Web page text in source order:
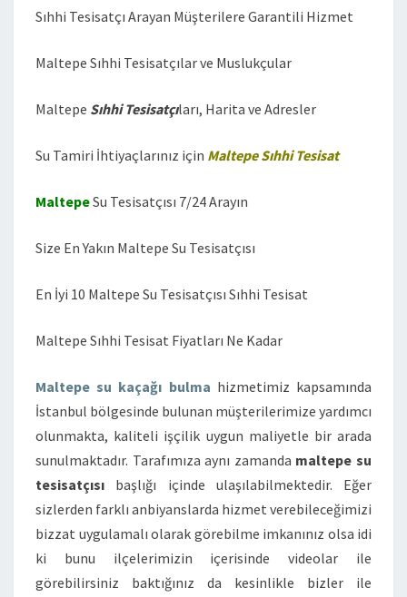
Sıhhi Tesisatçı Arayan Müşterilere Garantili Hizmet
Maltepe Sıhhi Tesisatçılar ve Muslukçular
Maltepe Sıhhi Tesisatçıları, Harita ve Adresler
Su Tamiri İhtiyaçlarınız için Maltepe Sıhhi Tesisat
MaltepeSu Tesisatçısı 7/24 Arayın
Size En Yakın Maltepe Su Tesisatçısı
En İyi 10 Maltepe Su Tesisatçısı Sıhhi Tesisat
Maltepe Sıhhi Tesisat Fiyatları Ne Kadar
Maltepe su kaçağı bulma hizmetimiz kapsamında
İstanbul bölgesinde bulunan müşterilerimize yardımcı
olunmakta, kaliteli işçilik uygun maliyetle bir arada
sunulmaktadır. Tarafımıza aynı zamanda maltepe su
tesisatçısı başlığı içinde ulaşılabilmektedir. Eğer
sizlerden farklı anbiyanslarda hizmet verebileceğimizi
bizzat uygulamalı olarak görebilme imkanınız olsa idi
ki bunu ilçelerimizin içerisinde videolar ile
görebilirsiniz baktığınız da kesinlikle bizler ile